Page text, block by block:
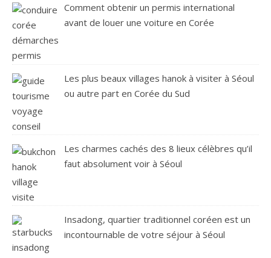
Comment obtenir un permis international
avant de louer une voiture en Corée
Les plus beaux villages hanok à visiter à Séoul
ou autre part en Corée du Sud
Les charmes cachés des 8 lieux célèbres qu’il
faut absolument voir à Séoul
Insadong, quartier traditionnel coréen est un
incontournable de votre séjour à Séoul